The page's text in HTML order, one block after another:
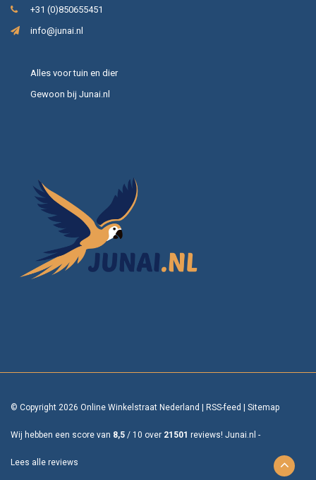
+31 (0)850655451
info@junai.nl
Alles voor tuin en dier
Gewoon bij Junai.nl
© Copyright 2026 Online Winkelstraat Nederland RSS-feed Sitemap
Wij hebben een score van 8,5 / 10 over 21501 reviews! Junai.nl -
Lees alle reviews